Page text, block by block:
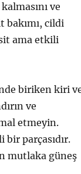
ve
bakımı, cildi
ama etkili
biriken kiri
ve
etmeyin.
parçasıdır.
mutlaka güneş